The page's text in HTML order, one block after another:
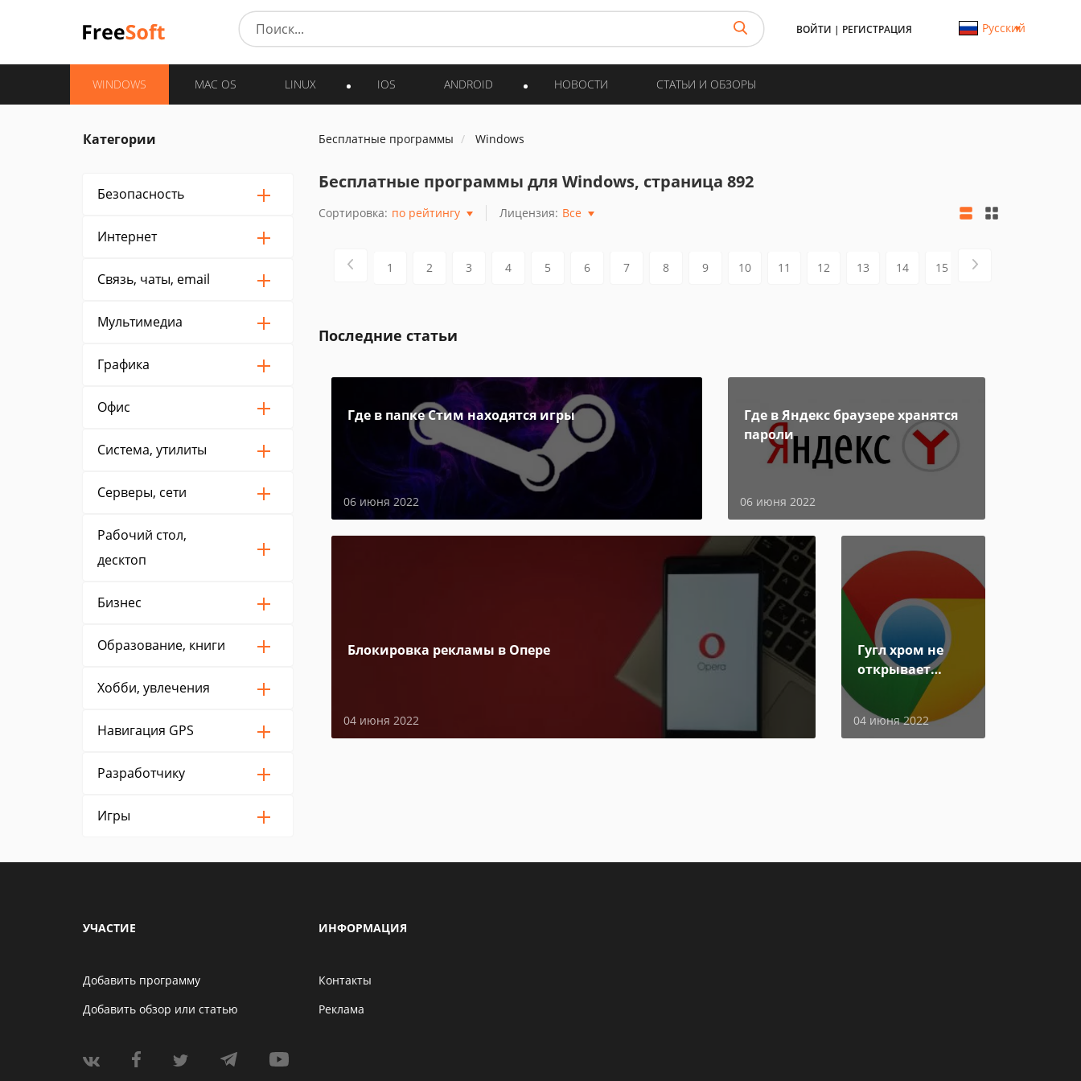
ВОЙТИ | РЕГИСТРАЦИЯ Русский
WINDOWS MAC OS LINUX IOS ANDROID НОВОСТИ СТАТЬИ И ОБЗОРЫ
Категории
Безопасность
Интернет
Связь, чаты, email
Мультимедиа
Графика
Офис
Система, утилиты
Серверы, сети
Рабочий стол,
десктоп
Бизнес
Образование, книги
Хобби, увлечения
Навигация GPS
Разработчику
Игры
Бесплатные программы Windows
Бесплатные программы для Windows, страница 892
Сортировка: по рейтингу Лицензия: Все
1 2 3 4 5 6 7 8 9 10 11 12 13 14 15 16
Последние статьи
Где в папке Стим находятся игры
06 июня 2022
Где в Яндекс браузере хранятся
пароли
06 июня 2022
Блокировка рекламы в Опере
04 июня 2022
Гугл хром не
открывает
страницы
04 июня 2022
УЧАСТИЕ
Добавить программу
Добавить обзор или статью
ИНФОРМАЦИЯ
Контакты
Реклама